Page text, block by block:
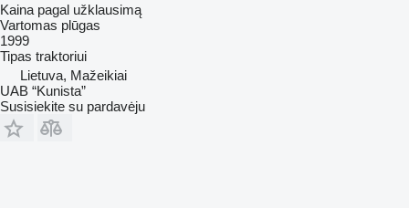
Kaina pagal užklausimą
Vartomas plūgas
1999
Tipas traktoriui
Lietuva, Mažeikiai
UAB “Kunista”
Susisiekite su pardavėju